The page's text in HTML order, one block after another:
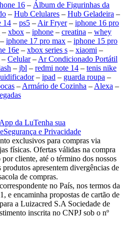
16 – Álbum de Figurinhas da
– Hub Celulares – Hub Geladeira –
14 – ps5 – Air Fryer– iphone 16 pro
– xbox – iphone – creatina – whey
– iphone 17 pro max – iphone 15 pro
16e – xbox series s – xiaomi –
– Celular– Ar Condicionado Portátil
– jbl – redmi note 14 – tenis nike
– ipad – guarda roupa –
– Armário de Cozinha – Alexa –
da LuTenha sua
Segurança e Privacidade
exclusivos para compras via
físicas. Ofertas válidas na compra
cliente, até o término dos nossos
apresentem divergências de
de compras.
no País, nos termos da
e encaminha propostas de cartão de
a Luizacred S.A Sociedade de
inscrita no CNPJ sob o nº